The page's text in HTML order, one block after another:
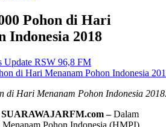
Pohon di Hari
Indonesia 2018
Update RSW 96,8 FM
di Hari Menanam Pohon Indonesia
–Dalam
Pohon Indonesia (HMPI)